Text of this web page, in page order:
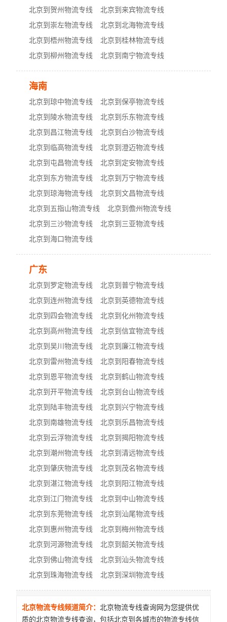
北京到贺州物流专线
北京到来宾物流专线
北京到崇左物流专线
北京到北海物流专线
北京到梧州物流专线
北京到桂林物流专线
北京到柳州物流专线
北京到南宁物流专线
海南
北京到琼中物流专线
北京到保亭物流专线
北京到陵水物流专线
北京到乐东物流专线
北京到昌江物流专线
北京到白沙物流专线
北京到临高物流专线
北京到澄迈物流专线
北京到屯昌物流专线
北京到定安物流专线
北京到东方物流专线
北京到万宁物流专线
北京到琼海物流专线
北京到文昌物流专线
北京到五指山物流专线
北京到儋州物流专线
北京到三沙物流专线
北京到三亚物流专线
北京到海口物流专线
广东
北京到罗定物流专线
北京到普宁物流专线
北京到连州物流专线
北京到英德物流专线
北京到四会物流专线
北京到化州物流专线
北京到高州物流专线
北京到信宜物流专线
北京到吴川物流专线
北京到廉江物流专线
北京到雷州物流专线
北京到阳春物流专线
北京到恩平物流专线
北京到鹤山物流专线
北京到开平物流专线
北京到台山物流专线
北京到陆丰物流专线
北京到兴宁物流专线
北京到南雄物流专线
北京到乐昌物流专线
北京到云浮物流专线
北京到揭阳物流专线
北京到潮州物流专线
北京到清远物流专线
北京到肇庆物流专线
北京到茂名物流专线
北京到湛江物流专线
北京到阳江物流专线
北京到江门物流专线
北京到中山物流专线
北京到东莞物流专线
北京到汕尾物流专线
北京到惠州物流专线
北京到梅州物流专线
北京到河源物流专线
北京到韶关物流专线
北京到佛山物流专线
北京到汕头物流专线
北京到珠海物流专线
北京到深圳物流专线
北京物流专线频道简介：北京物流专线查询网为您提供优
质的北京物流专线查询，包括北京到各城市的物流专线信